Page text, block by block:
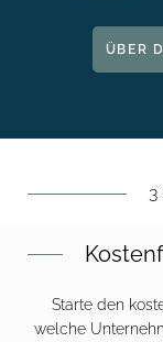
ÜBER
3
Starte den
welche